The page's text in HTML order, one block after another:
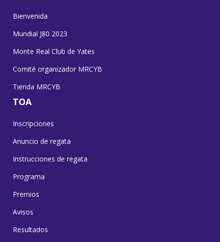
Bienvenida
Mundial J80 2023
Monte Real Club de Yates
Comité organizador MRCYB
Tienda MRCYB
TOA
Inscripciones
Anuncio de regata
Instrucciones de regata
Programa
Premios
Avisos
Resultados